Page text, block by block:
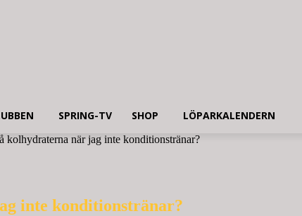
SPRING-TV SHOP LÖPARKALENDERN
kolhydraterna när jag inte konditionstränar?
inte konditionstränar?